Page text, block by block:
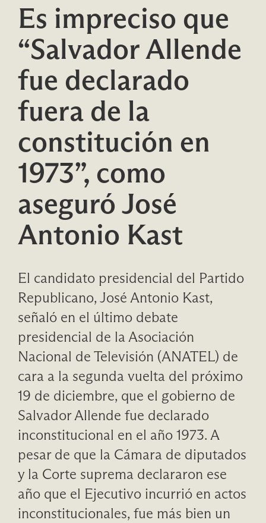
Es impreciso que
“Salvador Allende
fue declarado
fuera de la
constitución en
1973”, como
aseguró José
Antonio Kast
El candidato presidencial del Partido
Republicano, José Antonio Kast,
señaló en el último debate
presidencial de la Asociación
Nacional de Televisión (ANATEL) de
cara a la segunda vuelta del próximo
19 de diciembre, que el gobierno de
Salvador Allende fue declarado
inconstitucional en el año 1973. A
pesar de que la Cámara de diputados
y la Corte suprema declararon ese
año que el Ejecutivo incurrió en actos
inconstitucionales, fue más bien un